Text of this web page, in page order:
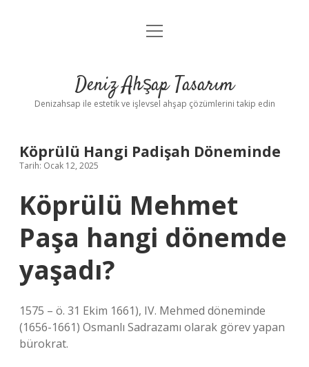
Anasayfa
Yasal Uyarı
menüyü
Deniz Ahşap Tasarım
Denizahsap ile estetik ve işlevsel ahşap çözümlerini takip edin
Köprülü Hangi Padişah Döneminde
Tarih: Ocak 12, 2025
Köprülü Mehmet
Paşa hangi dönemde
yaşadı?
1575 – ö. 31 Ekim 1661), IV. Mehmed döneminde
(1656-1661) Osmanlı Sadrazamı olarak görev yapan
bürokrat.